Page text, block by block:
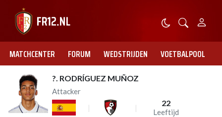
MATCHCENTER FORUM WEDSTRIJDEN VOETBALPOOL
?. RODRÍGUEZ MUÑOZ
Attacker
22
Leeftijd